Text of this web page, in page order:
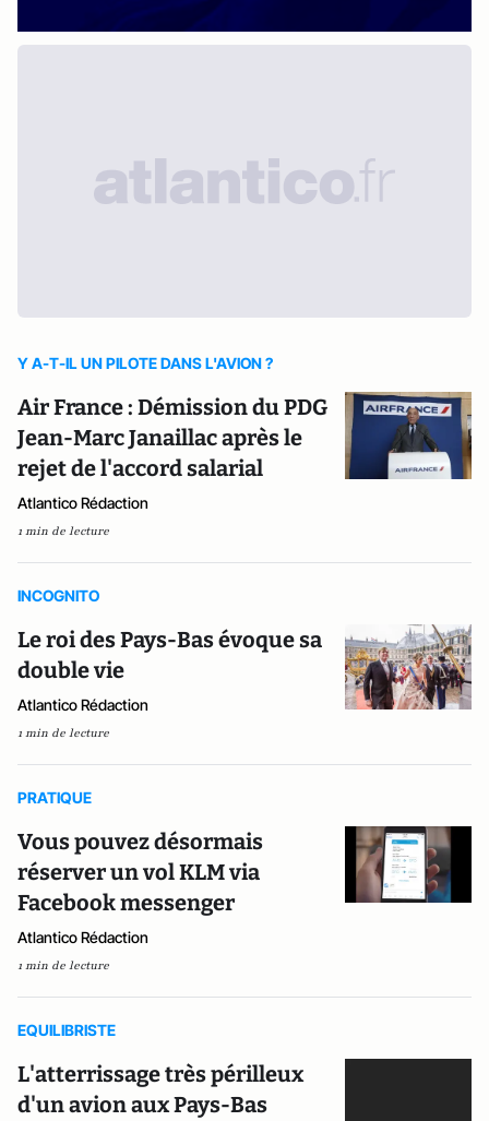
Y A-T-IL UN PILOTE DANS L'AVION ?
Air France : Démission du PDG
Jean-Marc Janaillac après le
rejet de l'accord salarial
Atlantico Rédaction
1 min de lecture
INCOGNITO
Le roi des Pays-Bas évoque sa
double vie
Atlantico Rédaction
1 min de lecture
PRATIQUE
Vous pouvez désormais
réserver un vol KLM via
Facebook messenger
Atlantico Rédaction
1 min de lecture
EQUILIBRISTE
L'atterrissage très périlleux
d'un avion aux Pays-Bas